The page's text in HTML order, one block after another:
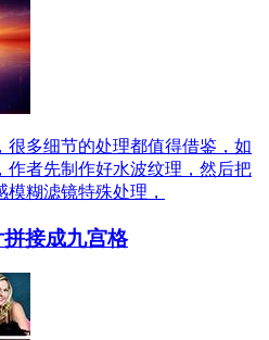
很多细节的处理都值得借鉴，如
作者先制作好水波纹理，然后把
糊滤镜特殊处理，
接成九宫格